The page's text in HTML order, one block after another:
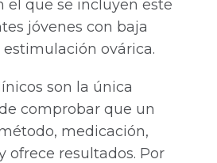
el que se incluyen este
jóvenes con baja
ovárica.
son la única
comprobar que un
medicación,
ofrece resultados. Por